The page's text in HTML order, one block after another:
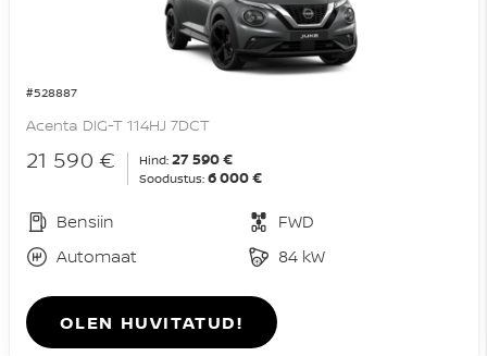
#528887
Acenta DIG-T 114HJ 7DCT
21 590 € Hind: 27 590 €
Soodustus: 6 000 €
Bensiin
FWD
Automaat
84 kW
OLEN HUVITATUD!